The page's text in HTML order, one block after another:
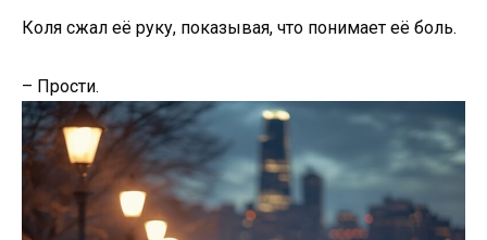
Коля сжал её руку, показывая, что понимает её боль.
– Прости.